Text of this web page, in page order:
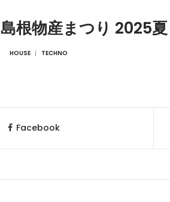
島根物産まつり 2025夏
HOUSE TECHNO
Facebook